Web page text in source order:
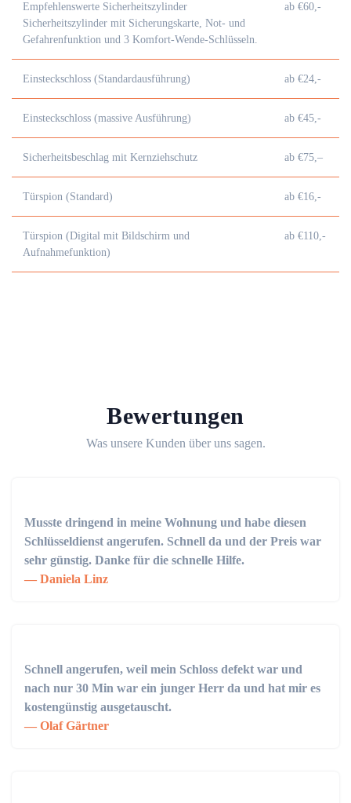
Empfehlenswerte Sicherheitszylinder
Sicherheitszylinder mit Sicherungskarte, Not- und
Gefahrenfunktion und 3 Komfort-Wende-Schlüsseln.
ab €60,-
Einsteckschloss (Standardausführung) ab €24,-
Einsteckschloss (massive Ausführung) ab €45,-
Sicherheitsbeschlag mit Kernziehschutz ab €75,–
Türspion (Standard) ab €16,-
Türspion (Digital mit Bildschirm und
Aufnahmefunktion)
ab €110,-
Bewertungen
Was unsere Kunden über uns sagen.
Musste dringend in meine Wohnung und habe diesen
Schlüsseldienst angerufen. Schnell da und der Preis war
sehr günstig. Danke für die schnelle Hilfe.
Daniela Linz
Schnell angerufen, weil mein Schloss defekt war und
nach nur 30 Min war ein junger Herr da und hat mir es
kostengünstig ausgetauscht.
Olaf Gärtner